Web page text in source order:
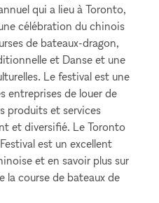
qui a lieu à Toronto,
célébration du chinois
de bateaux-dragon,
et Danse et une
Le festival est une
entreprises de louer de
produits et services
et diversifié. Le Toronto
est un excellent
et en savoir plus sur
course de bateaux de